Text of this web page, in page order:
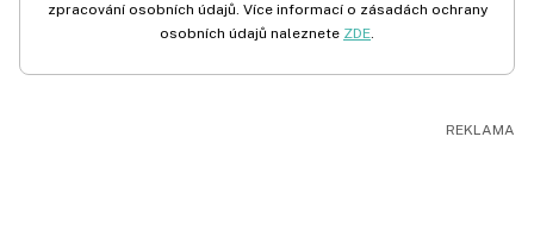
zpracování osobních údajů. Více informací o zásadách ochrany
osobních údajů naleznete ZDE.